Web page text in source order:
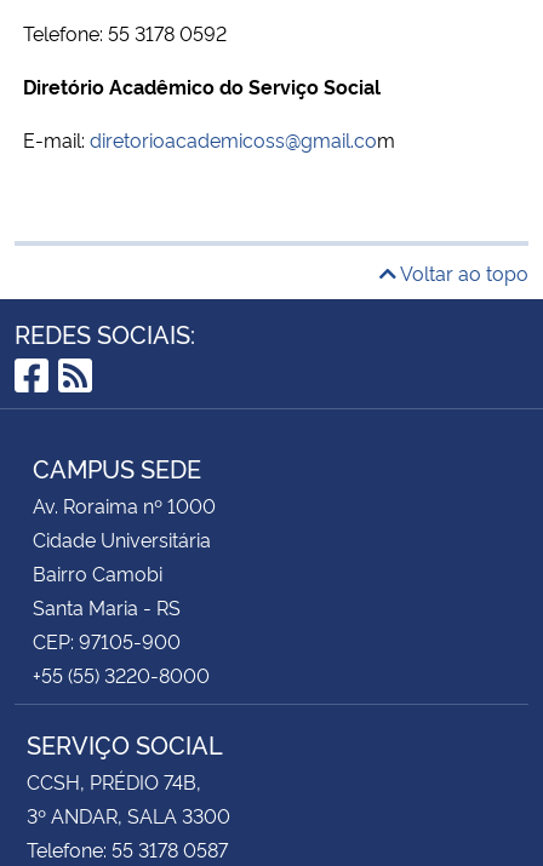
Telefone: 55 3178 0592
Diretório Acadêmico do Serviço Social
E-mail: diretorioacademicoss@gmail.com
Voltar ao topo
REDES SOCIAIS:
Facebook
RSS
CAMPUS SEDE
Av. Roraima nº 1000
Cidade Universitária
Bairro Camobi
Santa Maria - RS
CEP: 97105-900
+55 (55) 3220-8000
SERVIÇO SOCIAL
CCSH, PRÉDIO 74B,
3º ANDAR, SALA 3300
Telefone: 55 3178 0587